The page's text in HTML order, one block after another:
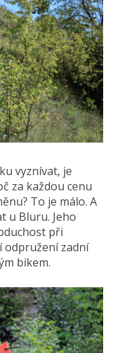
vyznívat, je
za každou cenu
To je málo. A
u Bluru. Jeho
při
odpružení zadní
bikem.